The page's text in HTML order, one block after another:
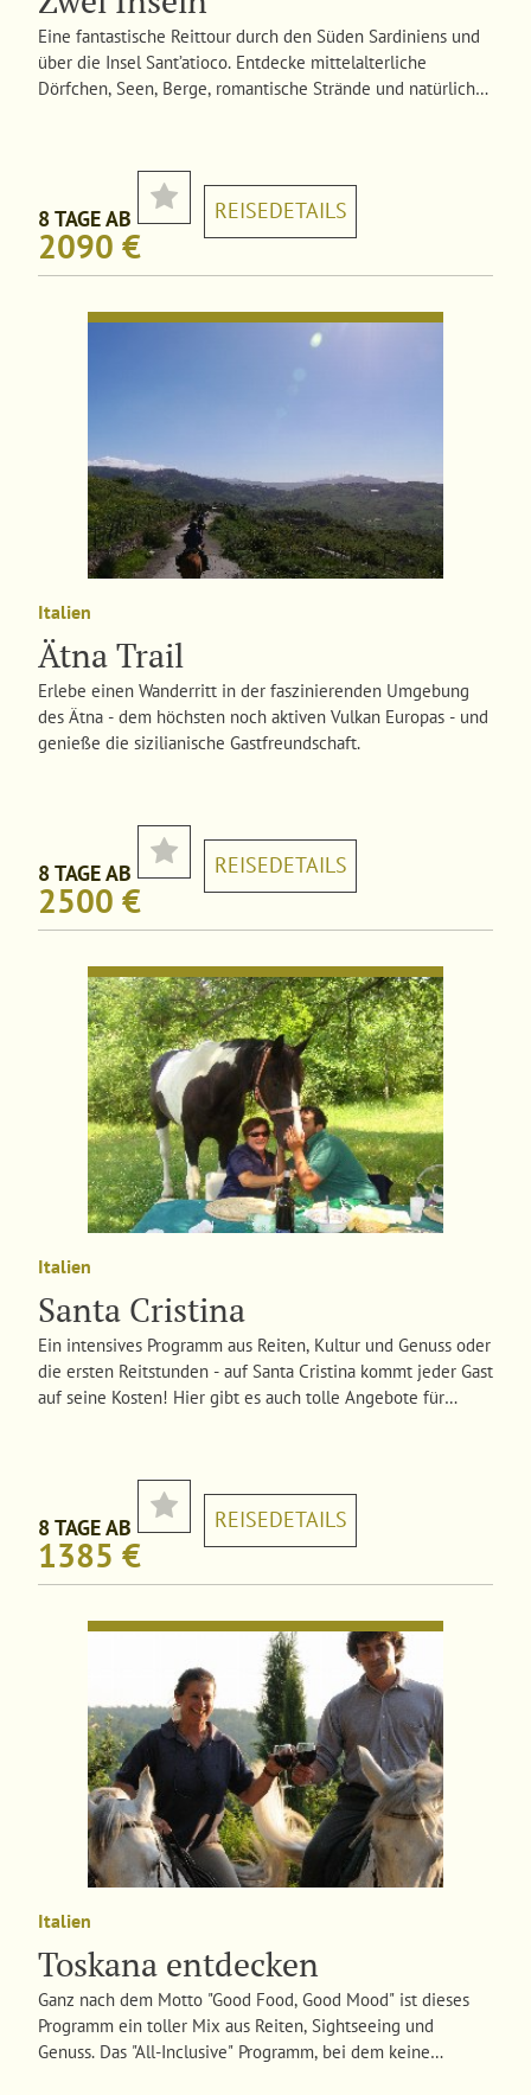
Eine fantastische Reittour durch den Süden Sardiniens und
über die Insel Sant’atioco. Entdecke mittelalterliche
Dörfchen, Seen, Berge, romantische Strände und natürlich
8 TAGE AB
2090 €
REISEDETAILS
Italien
Ätna Trail
Erlebe einen Wanderritt in der faszinierenden Umgebung
des Ätna - dem höchsten noch aktiven Vulkan Europas - und
genieße die sizilianische Gastfreundschaft.
8 TAGE AB
2500 €
REISEDETAILS
Italien
Santa Cristina
Ein intensives Programm aus Reiten, Kultur und Genuss oder
die ersten Reitstunden - auf Santa Cristina kommt jeder Gast
auf seine Kosten! Hier gibt es auch tolle Angebote für
8 TAGE AB
1385 €
REISEDETAILS
Italien
Toskana entdecken
Ganz nach dem Motto "Good Food, Good Mood" ist dieses
Programm ein toller Mix aus Reiten, Sightseeing und
Genuss. Das "All-Inclusive" Programm, bei dem keine